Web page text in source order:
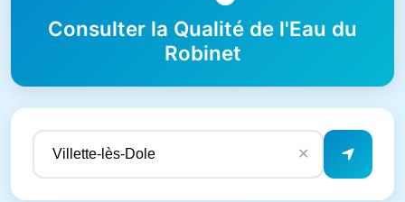
Consulter la Qualité de l'Eau du
Robinet
✕